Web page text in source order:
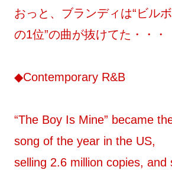
おっと、ブランディは“ビル
の1位”の曲が抜けてた・・・
◆Contemporary R&B
“The Boy Is Mine” became
song of the year in the US,
selling 2.6 million copies, and